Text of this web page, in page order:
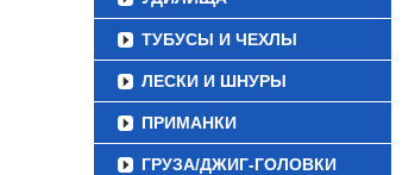
ТУБУСЫ И ЧЕХЛЫ
ЛЕСКИ И ШНУРЫ
ПРИМАНКИ
ГРУЗА/ДЖИГ-ГОЛОВКИ